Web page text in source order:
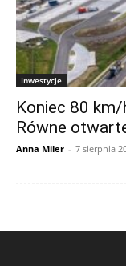
Inwestycje
Koniec 80 km/
Równe
Anna Miler - 7 sierpnia